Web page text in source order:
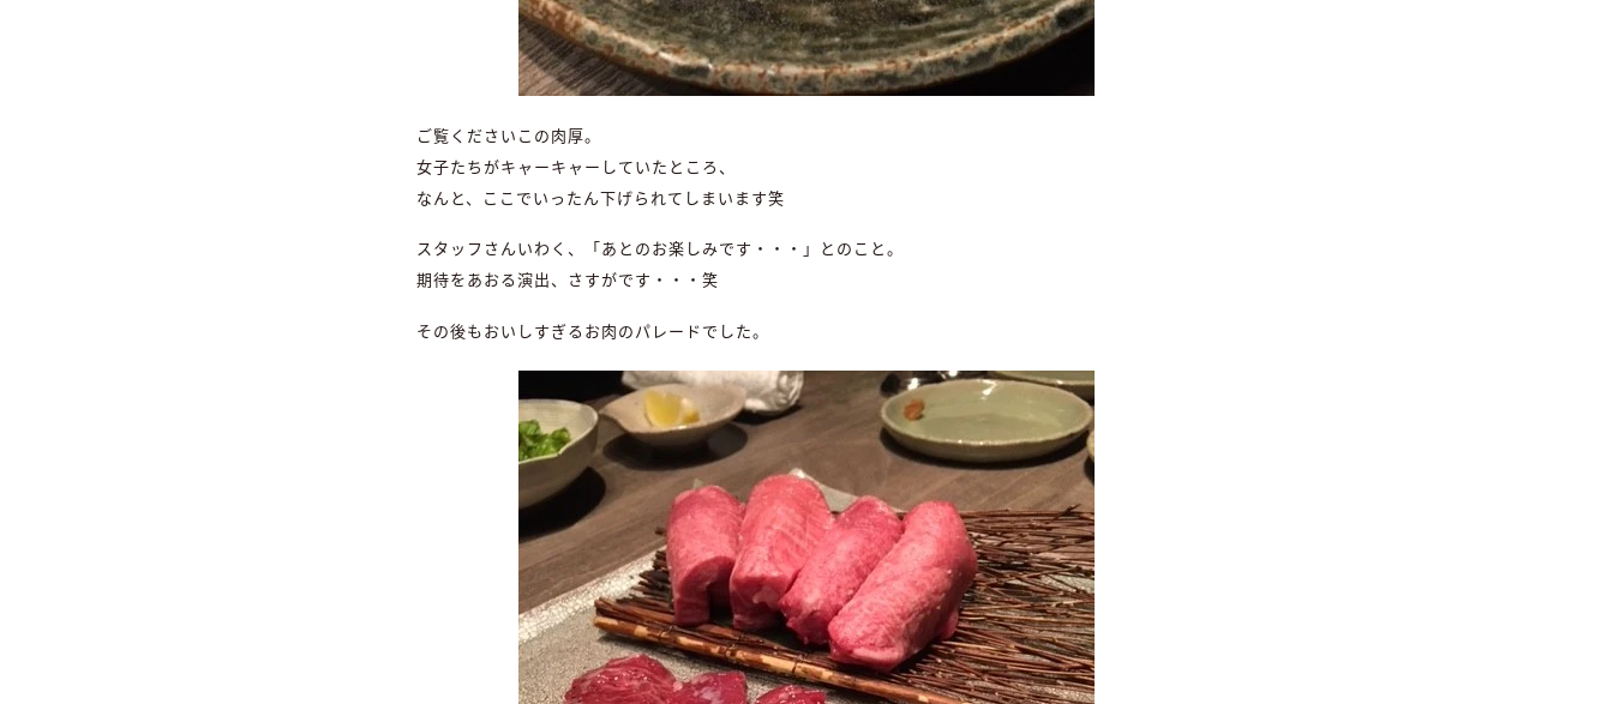
ご覧くださいこの肉厚。
女子たちがキャーキャーしていたところ、
なんと、ここでいったん下げられてしまいます笑
スタッフさんいわく、「あとのお楽しみです・・・」とのこと。
期待をあおる演出、さすがです・・・笑
その後もおいしすぎるお肉のパレードでした。